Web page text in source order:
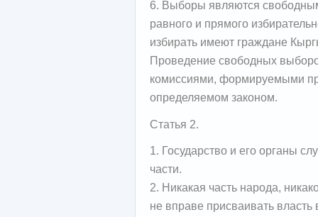
6. Выборы являются
равного и прямого
избирать имеют граждане
Проведение свободных
комиссиями, формируемыми
определяемом законом.
Статья 2.
1. Государство и его органы
части.
2. Никакая часть народа,
не вправе присваивать власть